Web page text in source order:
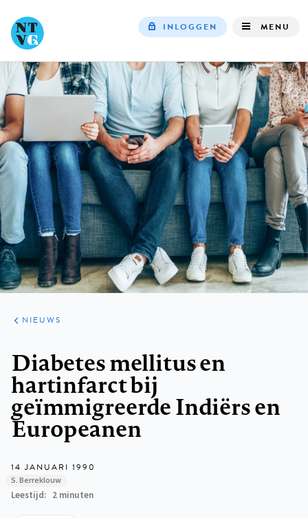
navigation
INLOGGEN MENU
ARTIKELEN
HET
KORT
NIEUWS
Diabetes mellitus en
hartinfarct bij
geïmmigreerde Indiërs en
Europeanen
14 JANUARI 1990
S. Berreklouw
Leestijd 2 minuten